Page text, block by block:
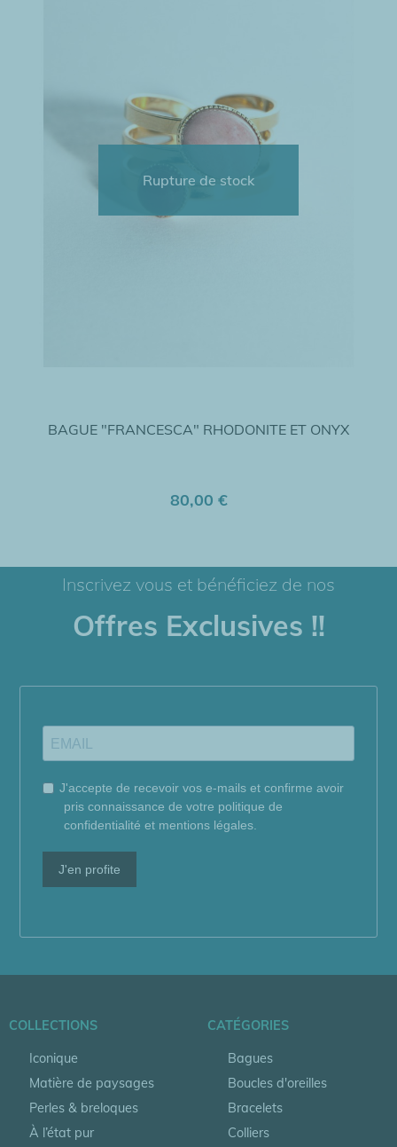
Rupture de stock
BAGUE "FRANCESCA" RHODONITE ET ONYX
80,00 €
Inscrivez vous et bénéficiez de nos
Offres Exclusives !!
J'accepte de recevoir vos e-mails et confirme avoir
pris connaissance de votre politique de
confidentialité et mentions légales.
J'en profite
COLLECTIONS
Iconique
Matière de paysages
Perles & breloques
À l’état pur
CATÉGORIES
Bagues
Boucles d'oreilles
Bracelets
Colliers